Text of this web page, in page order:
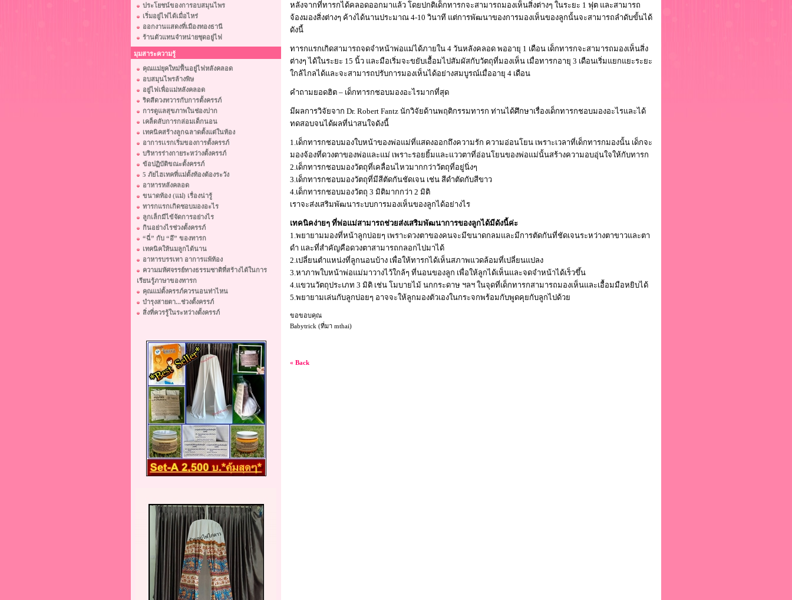
ประโยชน์ของการอบสมุนไพร
เริ่มอยู่ไฟได้เมื่อไหร่
ออกงานแสดงที่เมืองทองธานี
ร้านตัวแทนจำหน่ายชุดอยู่ไฟ
มุมสาระความรู้
คุณแม่ยุคใหม่ฟื้นอยู่ไฟหลังคลอด
อบสมุนไพรล้างพิษ
อยู่ไฟเพื่อแม่หลังคลอด
ริดสีดวงทวารกับการตั้งครรภ์
การดูแลสุขภาพในช่องปาก
เคล็ดลับการกล่อมเด็กนอน
เทคนิคสร้างลูกฉลาดตั้งแต่ในท้อง
อาการเเรกเริ่มของการตั้งครรภ์
บริหารร่างกายระหว่างตั้งครรภ์
ข้อปฏิบัติขณะตั้งครรภ์
5 ภัยไฮเทคที่แม่ตั้งท้องต้องระวัง
อาหารหลังคลอด
ขนาดท้อง (แม่) เรื่องน่ารู้
ทารกแรกเกิดชอบมองอะไร
ลูกเล็กมีไข้จัดการอย่างไร
กินอย่างไรช่วงตั้งครรภ์
“ฉี่” กับ “อึ” ของทารก
เทคนิคให้นมลูกได้นาน
อาหารบรรเทา อาการแพ้ท้อง
ความมหัศจรรย์ทางธรรมชาติที่สร้างได้ในการ
เรียนรู้ภาษาของทารก
คุณแม่ตั้งครรภ์ควรนอนท่าไหน
บำรุงสายตา...ช่วงตั้งครรภ์
สิ่งที่ควรรู้ในระหว่างตั้งครรภ์
หลังจากที่ทารกได้คลอดออกมาแล้ว โดยปกติเด็กทารกจะสามารถมองเห็นสิ่งต่างๆ ในระยะ 1 ฟุต และสามารถ
จ้องมองสิ่งต่างๆ ค้างได้นานประมาณ 4-10 วินาที แต่การพัฒนาของการมองเห็นของลูกนั้นจะสามารถลำดับขั้นได้
ดังนี้
ทารกแรกเกิดสามารถจดจำหน้าพ่อแม่ได้ภายใน 4 วันหลังคลอด พออายุ 1 เดือน เด็กทารกจะสามารถมองเห็นสิ่ง
ต่างๆ ได้ในระยะ 15 นิ้ว และมือเริ่มจะขยับเอื้อมไปสัมผัสกับวัตถุที่มองเห็น เมื่อทารกอายุ 3 เดือนเริ่มแยกแยะระยะ
ใกล้ไกลได้และจะสามารถปรับการมองเห็นได้อย่างสมบูรณ์เมื่ออายุ 4 เดือน
คำถามยอดฮิต – เด็กทารกชอบมองอะไรมากที่สุด
มีผลการวิจัยจาก Dr. Robert Fantz นักวิจัยด้านพฤติกรรมทารก ท่านได้ศึกษาเรื่องเด็กทารกชอบมองอะไรและได้
ทดสอบจนได้ผลที่น่าสนใจดังนี้
1.เด็กทารกชอบมองใบหน้าของพ่อแม่ที่แสดงออกถึงความรัก ความอ่อนโยน เพราะเวลาที่เด็กทารกมองนั้น เด็กจะ
มองจ้องที่ดวงตาของพ่อและแม่ เพราะรอยยิ้มและแววตาที่อ่อนโยนของพ่อแม่นั้นสร้างความอบอุ่นใจให้กับทารก
2.เด็กทารกชอบมองวัตถุที่เคลื่อนไหวมากกว่าวัตถุที่อยู่นิ่งๆ
3.เด็กทารกชอบมองวัตถุที่มีสีตัดกันชัดเจน เช่น สีดำตัดกับสีขาว
4.เด็กทารกชอบมองวัตถุ 3 มิติมากกว่า 2 มิติ
เราจะส่งเสริมพัฒนาระบบการมองเห็นของลูกได้อย่างไร
เทคนิคง่ายๆ ที่พ่อแม่สามารถช่วยส่งเสริมพัฒนาการของลูกได้มีดังนี้ค่ะ
1.พยายามมองที่หน้าลูกบ่อยๆ เพราะดวงตาของคนจะมีขนาดกลมและมีการตัดกันที่ชัดเจนระหว่างตาขาวและตา
ดำ และที่สำคัญคือดวงตาสามารถกลอกไปมาได้
2.เปลี่ยนตำแหน่งที่ลูกนอนบ้าง เพื่อให้ทารกได้เห็นสภาพแวดล้อมที่เปลี่ยนแปลง
3.หาภาพใบหน้าพ่อแม่มาวางไว้ใกล้ๆ ที่นอนของลูก เพื่อให้ลูกได้เห็นและจดจำหน้าได้เร็วขึ้น
4.แขวนวัตถุประเภท 3 มิติ เช่น โมบายไม้ นกกระดาษ ฯลฯ ในจุดที่เด็กทารกสามารถมองเห็นและเอื้อมมือหยิบได้
5.พยายามเล่นกับลูกบ่อยๆ อาจจะให้ลูกมองตัวเองในกระจกพร้อมกับพูดคุยกับลูกไปด้วย
ขอขอบคุณ
Babytrick (ที่มา mthai)
« Back